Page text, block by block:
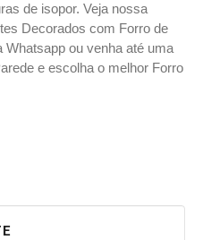
de isopor. Veja nossa
Decorados com Forro de
ou venha até uma
e escolha o melhor Forro